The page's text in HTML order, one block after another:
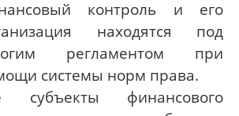
контроль и его
находятся под
регламентом при
системы норм права.
субъекты финансового